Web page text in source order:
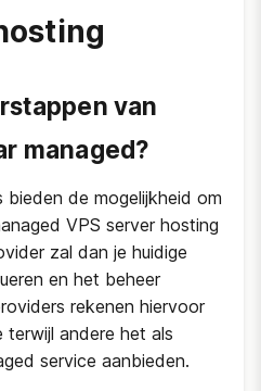
van
managed?
de mogelijkheid om
VPS server hosting
zal dan je huidige
en het beheer
rekenen hiervoor
terwijl andere het als
service aanbieden.